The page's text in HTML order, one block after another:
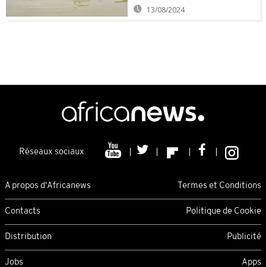
13/08/2024
Réseaux sociaux
A propos d'Africanews Termes et Conditions
Contacts Politique de Cookie
Distribution Publicité
Jobs Apps